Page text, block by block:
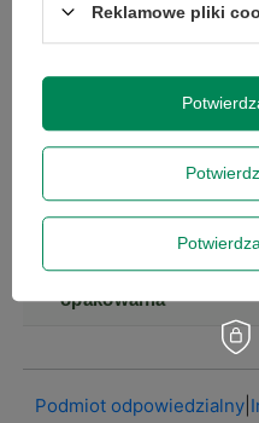
w
centymetrach Więcej
RAM
Stan
opakowania
Podmiot odpowiedzialny|
Wyrażam zgodę na
Reklamowe pliki